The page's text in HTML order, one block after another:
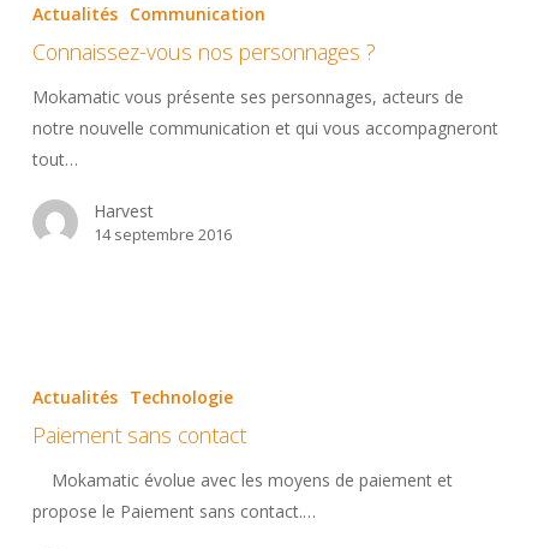
saisit
de
la
question
!
personnages
?
Actualités Communication
Connaissez-vous nos personnages ?
Mokamatic vous présente ses personnages, acteurs de
notre nouvelle communication et qui vous accompagneront
tout…
Harvest
14 septembre 2016
Actualités Technologie
Paiement sans contact
Mokamatic évolue avec les moyens de paiement et
propose le Paiement sans contact.…